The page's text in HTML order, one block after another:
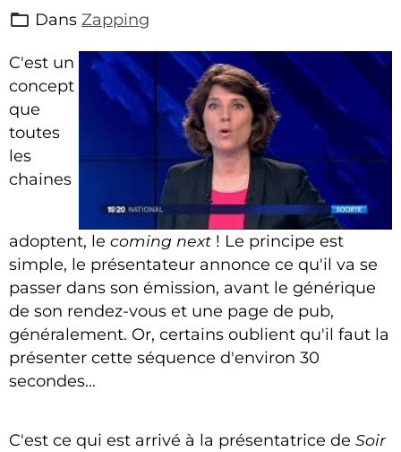
Dans Zapping
C'est un
concept
que
toutes
les
chaines
adoptent, le coming next ! Le principe est
simple, le présentateur annonce ce qu'il va se
passer dans son émission, avant le générique
de son rendez-vous et une page de pub,
généralement. Or, certains oublient qu'il faut la
présenter cette séquence d'environ 30
secondes...
C'est ce qui est arrivé à la présentatrice de Soir